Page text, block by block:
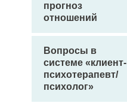
прогноз
отношений
Вопросы в
системе «клиент-
психотерапевт/
психолог»